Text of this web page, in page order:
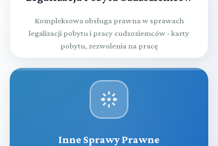
Kompleksowa obsługa prawna w sprawach
legalizacji pobytu i pracy cudzoziemców - karty
pobytu, zezwolenia na pracę
Inne Sprawy Prawne